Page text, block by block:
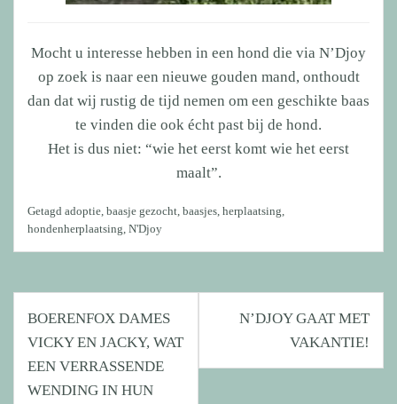
Mocht u interesse hebben in een hond die via N’Djoy
op zoek is naar een nieuwe gouden mand, onthoudt
dan dat wij rustig de tijd nemen om een geschikte baas
te vinden die ook écht past bij de hond.
Het is dus niet: “wie het eerst komt wie het eerst
maalt”.
Getagd adoptie, baasje gezocht, baasjes, herplaatsing,
hondenherplaatsing, N'Djoy
Bericht
navigatie
BOERENFOX DAMES
VICKY EN JACKY, WAT
EEN VERRASSENDE
WENDING IN HUN
N’DJOY GAAT MET
VAKANTIE!